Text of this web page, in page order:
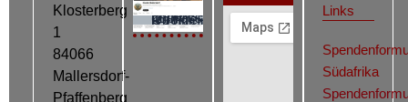
Klosterberg
1
84066
Mallersdorf-
Pfaffenberg
Datenschutz
Impressum
Cookie-Richtlinie (EU)
Links
Südafrika